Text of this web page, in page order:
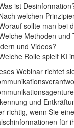
ist
welchen
sollte man bei
Methoden und
und Videos?
Rolle spielt KI
Webinar richtet
und
richtig, wenn Sie
für